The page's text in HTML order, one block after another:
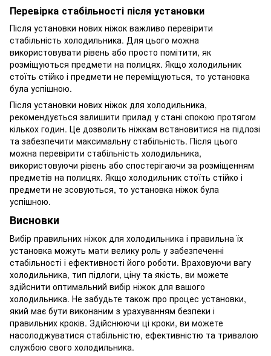
Перевірка стабільності після установки
Після установки нових ніжок важливо перевірити
стабільність холодильника. Для цього можна
використовувати рівень або просто помітити, як
розміщуються предмети на полицях. Якщо холодильник
стоїть стійко і предмети не переміщуються, то установка
була успішною.
Після установки нових ніжок для холодильника,
рекомендується залишити прилад у стані спокою протягом
кількох годин. Це дозволить ніжкам встановитися на підлозі
та забезпечити максимальну стабільність. Після цього
можна перевірити стабільність холодильника,
використовуючи рівень або спостерігаючи за розміщенням
предметів на полицях. Якщо холодильник стоїть стійко і
предмети не зсовуються, то установка ніжок була
успішною.
Висновки
Вибір правильних ніжок для холодильника і правильна їх
установка можуть мати велику роль у забезпеченні
стабільності і ефективності його роботи. Враховуючи вагу
холодильника, тип підлоги, ціну та якість, ви можете
здійснити оптимальний вибір ніжок для вашого
холодильника. Не забудьте також про процес установки,
який має бути виконаним з урахуванням безпеки і
правильних кроків. Здійснюючи ці кроки, ви можете
насолоджуватися стабільністю, ефективністю та тривалою
службою свого холодильника.